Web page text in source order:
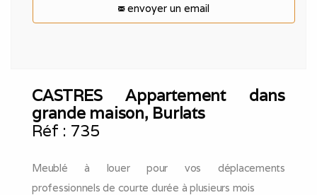
envoyer un email
CASTRES Appartement dans
grande maison, Burlats
Réf : 735
Meublé à louer pour vos déplacements
professionnels de courte durée à plusieurs mois